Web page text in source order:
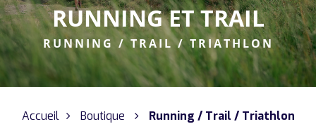
RUNNING ET TRAIL
RUNNING / TRAIL / TRIATHLON
Accueil Boutique Running / Trail / Triathlon